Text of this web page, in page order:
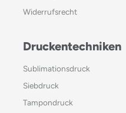
Widerrufsrecht
Druckentechniken
Sublimationsdruck
Siebdruck
Tampondruck